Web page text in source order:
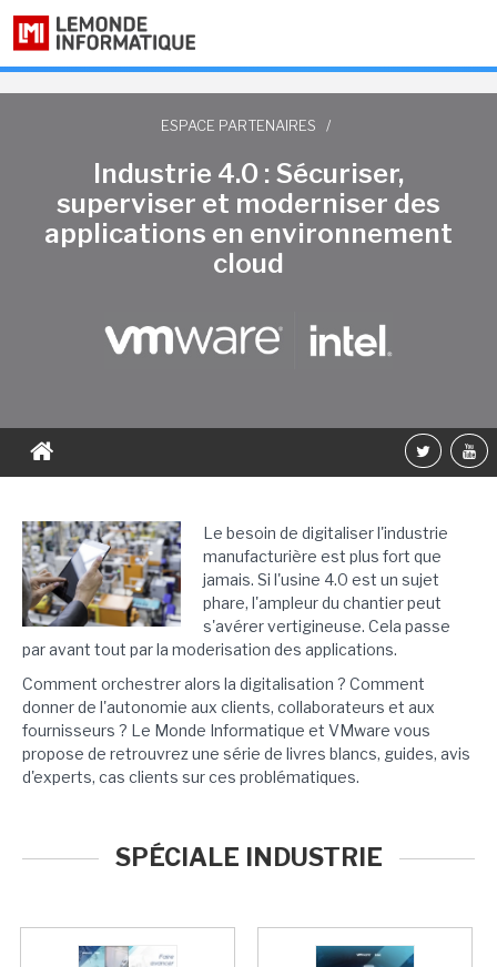
ESPACE PARTENAIRES /
Industrie 4.0 : Sécuriser,
superviser et moderniser des
applications en environnement
cloud
Le besoin de digitaliser l'industrie
manufacturière est plus fort que
jamais. Si l'usine 4.0 est un sujet
phare, l'ampleur du chantier peut
s'avérer vertigineuse. Cela passe
par avant tout par la moderisation des applications.
Comment orchestrer alors la digitalisation ? Comment
donner de l'autonomie aux clients, collaborateurs et aux
fournisseurs ? Le Monde Informatique et VMware vous
propose de retrouvrez une série de livres blancs, guides, avis
d'experts, cas clients sur ces problématiques.
SPÉCIALE INDUSTRIE